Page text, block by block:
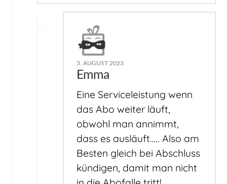
3. AUGUST 2023
Emma
Eine Serviceleistung wenn
das Abo weiter läuft,
obwohl man annimmt,
dass es ausläuft….. Also am
Besten gleich bei Abschluss
kündigen, damit man nicht